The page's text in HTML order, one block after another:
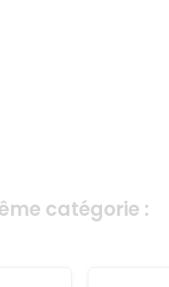
catégorie :